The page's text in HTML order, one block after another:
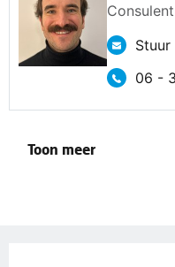
Consulent
Stuur
06 -
Toon meer